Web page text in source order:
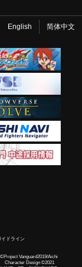
English 简体中文
イドライン
Vanguard2019/Aichi
Character Design ©2021